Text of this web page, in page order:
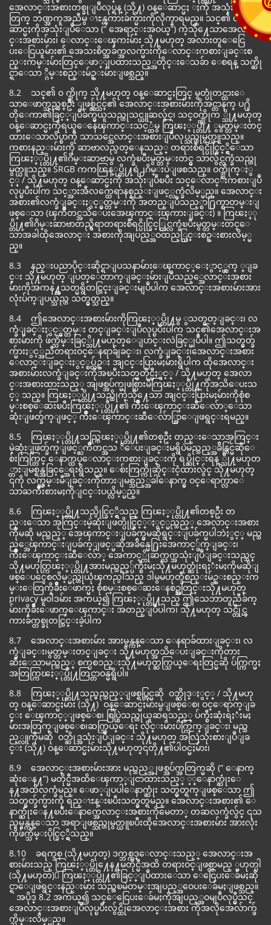
အေလာင္းအစားတစ္ခုျပဳလုပ္ရန္ (သို႔) ဝန္ေဆာင္မႈ ႈကို အသုံးျပဳရန္အ
တြက္ ဘဏ္အကူအညီမွ ၫႊန္ၾကားခ်က္မ်ားကိုလိုက္နာရမည္။ သင္၏ ဝန္ေ
ဆာင္မႈကိုအသုံးျပဳေသာ (“ အေရာင္းအဝယ္”) ကဲ့သို႔ေသာအေလာ
င္းအစားမ်ား၊ ေလာင္းေၾကးမ်ား သို႔မဟုတ္ အလားတူေငြေ
ပးေငြယူမ်ား၏ အေသးစိတ္အခ်က္အလက္မ်ားကိုေလာင္းကစားျခင္းစ
ည္းကမ္းမ်ားတြင္ေဖာ္ျပထားသည့္အတိုင္းေသခ်ာ ေစရန္ သက္ဆို
င္ရာေသာ ္ဂိမ္းစည္းမ်ဥ္းမ်ားျဖစ္သည္။
8.2 သင္၏ ၀ က္ဘ္ဆိုက္ သို႔မဟုတ္ ဝန္ေဆာင္မႈတြင္ မွတ္ပုံတင္ထားေ
သာေဖာက္သည္တစ္ဦး ျဖစ္လွ်င္သင္၏ အေလာင္းအစားမ်ားကိုအင္တာနက္ ပ႐ို
တိုေကာ၏ခြင့္ျပဳခ်က္မွယူသည္ဟုသင္ယူဆလွ်င္၊ သင္ဝက္ဘ္ဆိုက ္သို႔မဟုတ္
ဝန္ေဆာင္မႈကိုရယူေနေၾကာင္းသင့္ထံမွ ကြၽႏ္ုပ္တို႔ ွမွတ္တမ္းတင္
ထားေသာလိပ္စာကို သာသင္အေလာင္းအစားျပဳလုပ္သည္ဟုမွတ္ယူသည္။
ကစားနည္းမ်ားကို ဆာဗာလည္ပတ္ေနသည့္ တရားစီရင္ပိုင္ခြင့္ရွိေသာ
ကြၽႏ္ုပ္တို႔၏ဂိမ္းဆာဗာမွ လက္ခံၿပီးမွတ္တမ္းတင္မွ သာလွ်င္လက္ခံသည္ဟု
မွတ္ယူသည္။ SRGB ကကၽြန္ုပ္တို႔ရဲ႕ဂိမ္းပဲျဖစသည္။ ဝက္ဘ္ဆိုက္ႏွ
င့္ / သို႔မဟုတ္ ဝန္ေဆာင္မႈကို အသုံးျပဳၿပီး သင္ေလာင္းကစားျပဳ
လုပ္ၿပီးပါက သင့္အားအီလက္ထေရာနစ္နည္းျဖင့္လက္ခံလိမ့္မည္။ အေလာင္း
အစား၏လက္ခံျခင္းႏွင့္မွတ္တမ္းကို အတည္ျပဳသည့္စာ႐ြက္စာတမ္းျ
ဖစ္ေသာ (ၾကိဳတင္အသိေပးအေၾကာင္းၾကားျခင္း) ။ ကြၽႏ္ု
ပ္တို႔၏ဂိမ္းဆာဗာတည္ရွိရာတရားစီရင္ပိုင္ခြင့္တြင္လက္ခံၿပီးမွတ္တမ္းတင္ေ
သာအခါထိုအေလာင္း အစားကိုအျပည့္အဝထည့္သြင္းစဥ္းစားလိမ့္မ
ည္။
8.3 နည္းပညာပိုင္းဆိုင္ရာျပသနာမ်ားေၾကာင့္ေႏွာင့္ယွက္ ္ျခ
င္း သို႔မဟုတ္ ျပတ္ေတာက္ျခင္းမ်ားျပဳသည့္အေလာင္းအစား
မ်ားကိုအကန႔္အသတ္မရွိတင္သြင္းျခင္းမျပဳပါက အေလာင္းအစားမ်ားအား
လုံးပ်က္ျပယ္သည္ဟ သတ္မွတ္သည္။
8.4 ဤအေလာင္းအစားမ်ားကိုကြၽႏ္ုပ္တို႔မွ ွသတ္မွတ္ျခင္း၊ လ
က္ခံျခင္းႏွင့္မွတ္တမ္း တင္ျခင္းျပဳလုပ္ၿပီးပါက သင္၏အေလာင္းအ
စားမ်ားကို ဖ်က္သိမ္းခြင့္သို႔မဟုတ္ေျပာင္းလဲခြင့္မျပဳပါ။ ဤသတ္မွတ္ခ်
က္မ်ားႏွင့္အညီတရားဝင္ေနရာခ်ျခင္း၊ လက္ခံျခင္း၊အေလာင္းအစား
ေလာင္းျခင္းႏွင့္စပ္လ်ဥ္း အျငင္းပြားမႈမ်ားရွိပါက ထိုအေလာင္း
အစားမ်ားလက္ခံျခင္းကိုအၿပီးသတ္မတိုင္မီႏွင့္ / သို႔မဟုတ္ အေလာ
င္းအစားထားသည့္ အျဖစ္အပ်က္မျဖစ္ပြားမီကြၽႏ္ုပ္တို႔ကိုအသိေပးသ
င့္ သည္။ ကြၽႏ္ုပ္တို႔သည္ထိုကဲ့သို႔ေသာ အျငင္းပြားမႈမ်ားကိုစုံစ
မ္းစစ္ေဆးၿပီးကြၽႏ္ုပ္တို႔၏ က်ိဳးေၾကာင္းဆီေလ်ာ္ေသာ
ဆုံးျဖတ္ခ်က္ျဖင့္ က်ိဳးေၾကာင္းဆီေလ်ာ္စြာေျဖရွင္းရမည္။
8.5 ကြၽႏ္ုပ္တို႔သည္ကြၽႏ္ုပ္တို႔၏တစ္ဦး တည္းေသာအႂကြင္း
မဲ့ဆုံးျဖတ္ခ်က္ျဖင့္ႀကိဳတင္အသ ိေပးျခင္းမရွိပဲမည္သည့္အခ်ိန္တြင္မဆိုေ
စ်းကြက္တြင္ ေနာက္ထပ္ေလာင္းကစားျခင္းကို ရပ္ဆိုင္းရန္ ္သို႔မဟုတ
္တားျမစ္ရန္အခြင့္အေရးရွိသည္။ ေစ်းကြက္ကိုဆိုင္းငံ့ထားလွ်င္ သို႔မဟုတ္
၎ကို လက္လွမ္းမီျခင္းကိုတားျမစ္သည့္အခါေနာက္မွ ဝင္ေရာက္လာေ
သာႀကိဳးစားမႈကိုျငင္းပယ္လိမ့္မည္။
8.6 ကြၽႏ္ုပ္တို႔သည္ပိုင္ခြင့္ရွိသည္ ကြၽႏ္ုပ္တို႔၏တစ္ဦး တ
ည္းေသာ အႂကြင္းမဲ့ဆုံးျဖတ္ပိုင္ခြင့္ႏွင့္မည္သည့္ အေလာင္းအစား
ကိုမဆို မည္သည့္ အေၾကာင္းျပခ်က္မွမဆိုရွင္းျပခ်က္မပါဘဲႏွင့္ မည္သ
ည့္အေၾကာင္းျပခ်က္ျဖင့္မဆိုအခ်ိန္မေ႐ြးအေကာင့္ဖ်က္ျခင္း၊
က်ိဳးေၾကာင္းဆီေလ်ာ္ အေကာင့္ကိုဆက္လက္အသုံးျပဳျခင္းသည္သင္
သို႔မဟုတ္ကြၽႏ္ုပ္တို႔အားမည္သည့္ပ်က္စီးမႈသို႔မဟုတ္ဆုံးရႈံးမႈကိုမဆိုျ
ဖစ္ေပၚေစလိမ့္မည္ဟုယုံၾကည္ပါသည္ ဒါမွမဟုတ္ဒီစည္းမ်ဥ္းစည္းက
မ္းေတြကိုခ်ိဳးေဖာက္မႈ စုံစမ္းစစ္ေဆးေနစဥ္အတြင္းသို႔မဟုတ္
privacy မူဝါဒမ်ား အကယ္၍ ကြၽႏ္ုပ္တို႔သည္ ဤသေဘာတူညီခ်က္
မ်ားကိုခ်ိဳးေဖာက္ေၾကာင္း အတည္ျပဳပါက၊ သို႔မဟုတ္ သင္တိုင္ၾ
ကားခ်က္တစ္ခုတင္သြင္းခဲ့ပါက
8.7 အေလာင္းအစားမ်ား အားမွန္ကန္ေသာ ေနရာခ်ထားျခင္း၊ လ
က္ခံျခင္း၊မွတ္တမ္းတင္ျခင္း သို႔မဟုတ္အသိေပးျခင္းကိုတား
ဆီးေသာမည္သည့္ စက္ပစၥည္းသို႔မဟုတ္ဆက္သြယ္ေရးတြင္မဆို ပ်က္ကြက္မႈ
အတြက္ကြၽႏ္ုပ္တို႔တြင္တာဝန္မရွိပါ။
8.8 ကြၽႏ္ုပ္တို႔သည္မည္သည့္ျဖစ္ရပ္တြင္မဆို ဝဘ္ဆိုဒ္ႏွင့္ / သို႔မဟု
တ္ ဝန္ေဆာင္မႈမ်ား (သို႔) ဝန္ေဆာင္မႈမ်ားမွျဖစ္ေစ၊ ဝင္ေရာက္ျခ
င္း ေၾကာင့္ျဖစ္ေစ၊ စြပ္စြဲသည္ဟုယူဆရသည့္ ပ်က္စီးဆုံးရႈံးမႈ
မ်ားအတြက္ျဖစ္ေစ၊ဆက္သြယ္ေရး လိုင္းမ်ားပ်က္ကြက္ျခင္း၊ မည္သ
ည့္လူကိုမဆို ဝဘ္ဆိုဒ္အသုံးျပဳျခင္း သို႔မဟုတ္ အလြဲသုံးစားျပဳျခ
င္း (သို႔) ဝန္ေဆာင္မႈမ်ားသို႔မဟုတ္၎တို႔၏ပါဝင္မႈမ်ား၊
8.9 အေလာင္းအစားမ်ားအား မည္သည့္အျဖစ္အပ်က္အတြက္မဆို (“ ေနာက္
ဆုံးေန႔”) မတိုင္မီအထိေၾကာ္ျငာထားသည့္ ့္ေနာက္ဆုံးေ
န႔အထိလက္ခံမည္။ ေဖာ္ျပပါေနာက္ဆုံး သတ္မွတ္ရက္ျဖစ္ေသာ ဤ
သတ္မွတ္ခ်က္မ်ားကို ရည္ၫႊန္းၿပီးသတ္မွတ္ရမည္။ အေလာင္းအစား၏ ေ
နာက္ဆုံးေန႔ၿပီးေနာက္အေလာင္းအစားကိုမေတာ္ တဆလက္ခံလွ်င္ ၎သ
ည္မမွန္ကန္ေသာ အရာျဖစ္သည္ဟုမွတ္ယူၿပီးထိုအေလာင္းအစားမ်ား အားလုံး
ကိုဖ်က္သိမ္းပိုင္ခြင့္ရွိသည္။
8.10 ခရက္ဒစ္ (သို႔မဟုတ္) ဒက္ဘစ္ကဒ္ေလာင္းသည့္ အေလာင္းအ
စားမ်ားသည္ ကြၽႏ္ုပ္တို႔ေန႔မတိုင္မီအထိ တရားဝင္ျဖစ္လာမည္ ္မဟုတ္ပါ
(သို႔မဟုတ)္ ကြၽႏ္ုပ္တို႔၏ခြင့္ျပဳထားေသာ ေငြေပးေခ်မႈဆို
င္ရာေျဖရွင္းနည္းမ်ား သည္အၿမဲတမ္းအျပည့္အဝေပးေခ်မႈျဖစ္သည္။
အပိုဒ္ 8.2 အကယ္၍ သင္ေငြေပးေခ်မႈကိုအျပည့္အဝမျပဳလုပ္မွီသင္
အေလာင္းအစားျပဳလုပ္ၿပီးလွ်င္ထိုအေလာင္းအစား ကိုအလိုအေလ်ာက္ဖ်
က္သိမ္းလိမ့္မည္။